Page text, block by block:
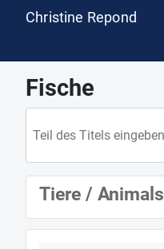
Christine Repond
Fische
Tiere / Animals